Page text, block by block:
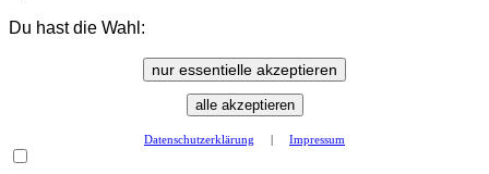
Du hast die Wahl:
nur essentielle akzeptieren
alle akzeptieren
Datenschutzerklärung Impressum